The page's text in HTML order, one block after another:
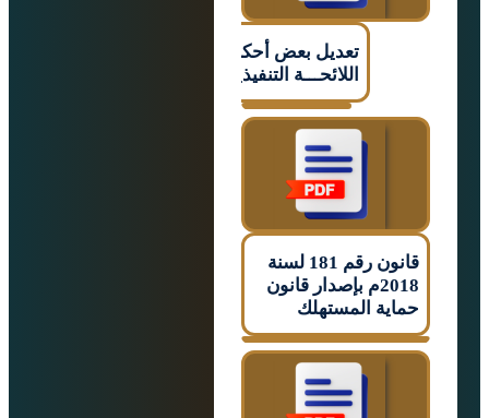
تعديل بعض أحكام
اللائحـــة التنفيذيـــــة
قانون رقم 181 لسنة
2018م بإصدار قانون
المستهلك